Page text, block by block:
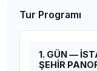
Tur Programı
1. GÜN —
ŞEHİR